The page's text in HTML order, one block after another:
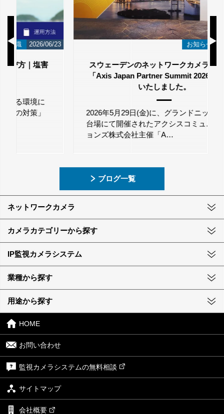
23 お知らせ 2026/06/12
スウェーデンのネットワークカメラメーカー
「Axis Japan Partner Summit 2026」に参加
いたしました。
2026年5月29日(金)に、グランドニッコー東京
台場にて開催されたアクシスコミュニケーシ
ョンズ株式会社主催「A…
ブログ一覧
ネットワークカメラ
カメラカテゴリーから探す
IP監視カメラシステム
業種から探す
用途から探す
HOME
お問い合わせ
監視カメラシステムの無料相談
サイトマップ
会社概要